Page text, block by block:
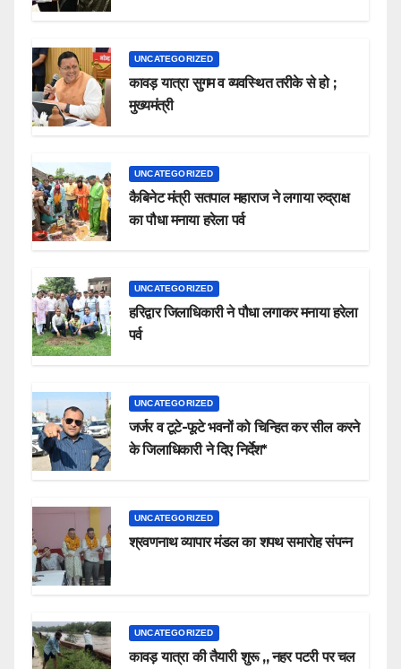
UNCATEGORIZED
कावड़ यात्रा सुगम व व्यवस्थित तरीके से हो ;
मुख्यमंत्री
UNCATEGORIZED
कैबिनेट मंत्री सतपाल महाराज ने लगाया रुद्राक्ष
का पौधा मनाया हरेला पर्व
UNCATEGORIZED
हरिद्वार जिलाधिकारी ने पौधा लगाकर मनाया हरेला
पर्व
UNCATEGORIZED
जर्जर व टूटे-फूटे भवनों को चिन्हित कर सील करने
के जिलाधिकारी ने दिए निर्देश*
UNCATEGORIZED
श्रवणनाथ व्यापार मंडल का शपथ समारोह संपन्न
UNCATEGORIZED
कावड़ यात्रा की तैयारी शुरू ,, नहर पटरी पर चल